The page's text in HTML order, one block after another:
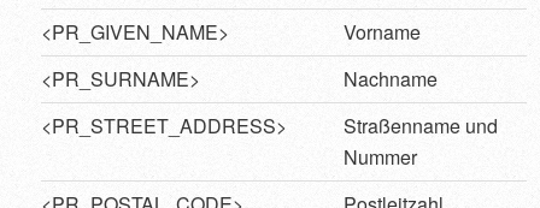
<PR_GIVEN_NAME>
Vorname
<PR_SURNAME>
Nachname
<PR_STREET_ADDRESS>
Straßenname und
Nummer